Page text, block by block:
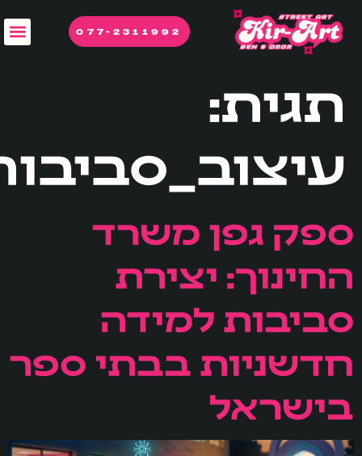
לתוכן
077-2311992
תגית:
ספק גפן משרד
החינוך: יצירת
סביבות למידה
חדשניות בבתי ספר
בישראל